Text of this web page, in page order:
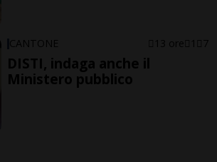
CANTONE 13 ore 1 7
DISTI, indaga anche il
Ministero pubblico